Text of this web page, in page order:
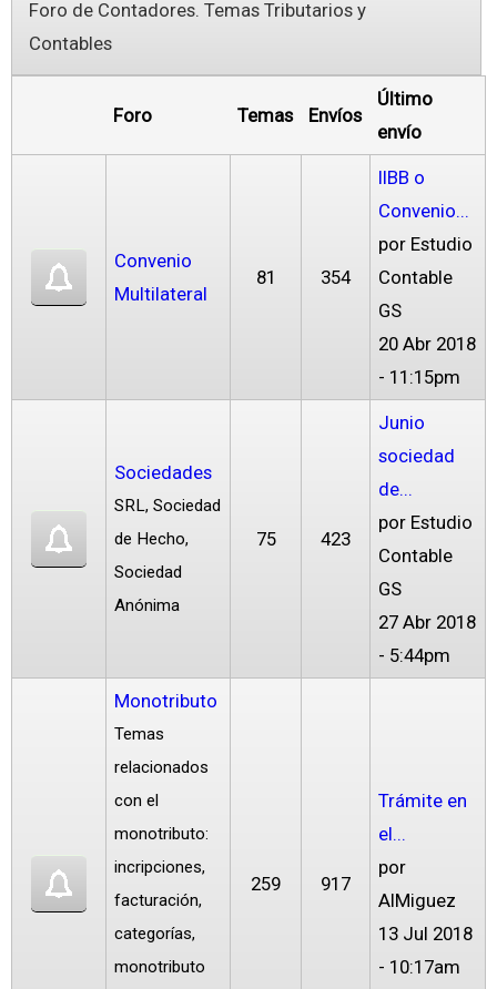
Foro de Contadores. Temas Tributarios y
Contables
Foro Temas Envíos
Último
envío
Convenio
Multilateral
81 354
IIBB o
Convenio...
por Estudio
Contable
GS
20 Abr 2018
- 11:15pm
Sociedades
SRL, Sociedad
de Hecho,
Sociedad
Anónima
75 423
Junio
sociedad
de...
por Estudio
Contable
GS
27 Abr 2018
- 5:44pm
Monotributo
Temas
relacionados
con el
monotributo:
incripciones,
facturación,
categorías,
monotributo
259 917
Trámite en
el...
por
AlMiguez
13 Jul 2018
- 10:17am